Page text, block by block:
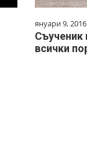
януари 9, 2016
Съученик
всички